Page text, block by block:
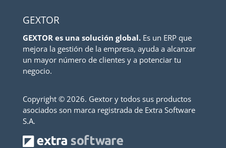
GEXTOR
GEXTOR es una solución global.Es un ERP que
mejora la gestión de la empresa, ayuda a alcanzar
un mayor número de clientes y a potenciar tu
negocio.
Copyright © 2026. Gextor y todos sus productos
asociados son marca registrada de Extra Software
S.A.